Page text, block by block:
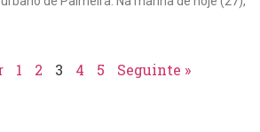
1 2 3 4 5 Seguinte »